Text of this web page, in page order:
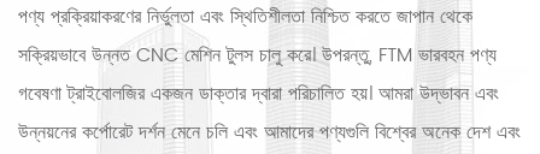
পণ্য প্রক্রিয়াকরণের নির্ভুলতা এবং স্থিতিশীলতা নিশ্চিত করতে জাপান থেকে
সক্রিয়ভাবে উন্নত CNC মেশিন টুলস চালু করে। উপরন্তু, FTM ভারবহন পণ্য
গবেষণা ট্রাইবোলজির একজন ডাক্তার দ্বারা পরিচালিত হয়। আমরা উদ্ভাবন এবং
উন্নয়নের কর্পোরেট দর্শন মেনে চলি এবং আমাদের পণ্যগুলি বিশ্বের অনেক দেশ এবং